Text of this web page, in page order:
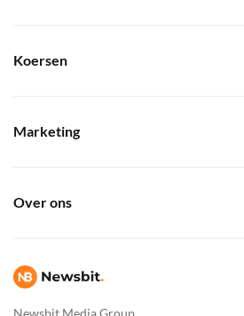
Newsbit Media Group
Koersen
Marketing
Over ons